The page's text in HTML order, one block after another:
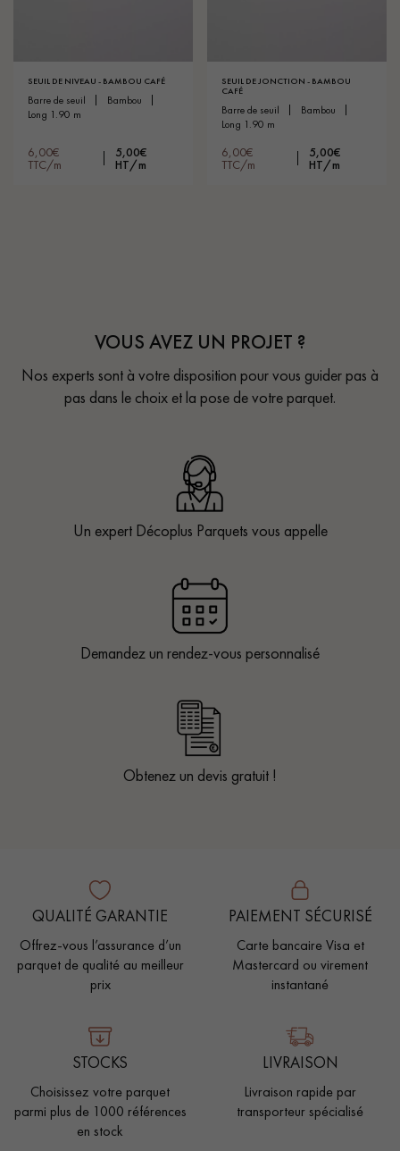
SEUIL DE NIVEAU - BAMBOU CAFÉ
barre de seuil
bambou
long 1.90 m
6,00€
TTC/m
5,00€
HT/m
SEUIL DE JONCTION - BAMBOU
CAFÉ
barre de seuil
bambou
long 1.90 m
6,00€
TTC/m
5,00€
HT/m
VOUS AVEZ UN PROJET ?
Nos experts sont à votre disposition pour vous guider pas à
pas dans le choix et la pose de votre parquet.
Un expert Décoplus Parquets vous appelle
Demandez un rendez-vous personnalisé
Obtenez un devis gratuit !
QUALITÉ GARANTIE
Offrez-vous l’assurance d’un
parquet de qualité au meilleur
prix
PAIEMENT SÉCURISÉ
Carte bancaire Visa et
Mastercard ou virement
instantané
STOCKS
Choisissez votre parquet
parmi plus de 1000 références
en stock
LIVRAISON
Livraison rapide par
transporteur spécialisé